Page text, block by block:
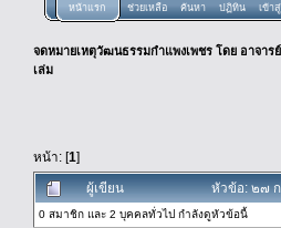
หน้าแรก ช่วยเหลือ ค้นหา ปฏิทิน เข้า
จดหมายเหตุวัฒนธรรมกำแพงเพชร โดย อาจาร
เล่ม
หน้า: [1]
ผู้เขียน หัวข้อ: ๒๗ ก
0 สมาชิก และ 2 บุคคลทั่วไป กำลังดูหัวข้อนี้